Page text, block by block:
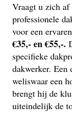
Vraagt u zich
professionele
voor een
€35,- en €55,-.
specifieke
dakwerker. Een
weliswaar een
brengt hij de
uiteindelijk de